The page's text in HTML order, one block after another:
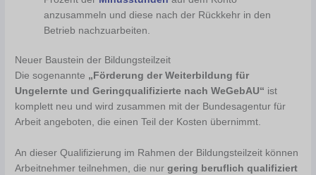
anzusammeln und diese nach der Rückkehr in den
Betrieb nachzuarbeiten.
Neuer Baustein der Bildungsteilzeit
Die sogenannte „Förderung der Weiterbildung für
Ungelernte und Geringqualifizierte nach WeGebAU“ ist
komplett neu und wird zusammen mit der Bundesagentur für
Arbeit angeboten, die einen Teil der Kosten übernimmt.
An dieser Qualifizierung im Rahmen der Bildungsteilzeit können
Arbeitnehmer teilnehmen, die nurgering beruflich qualifiziert